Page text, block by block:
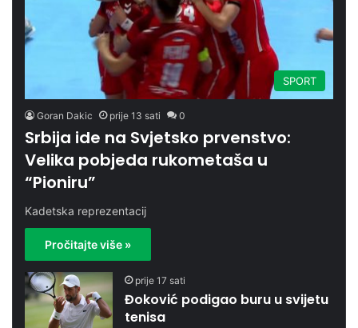
SPORT
Goran Dakic prije 13 sati 0
Srbija ide na Svjetsko prvenstvo:
Velika pobjeda rukometaša u
“Pioniru”
Kadetska reprezentacij
Pročitajte više »
prije 17 sati
Đoković podigao buru u svijetu
tenisa